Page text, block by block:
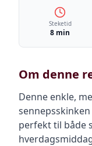
Steketid
8 min
Om denne
Denne enkle,
perfekt til både